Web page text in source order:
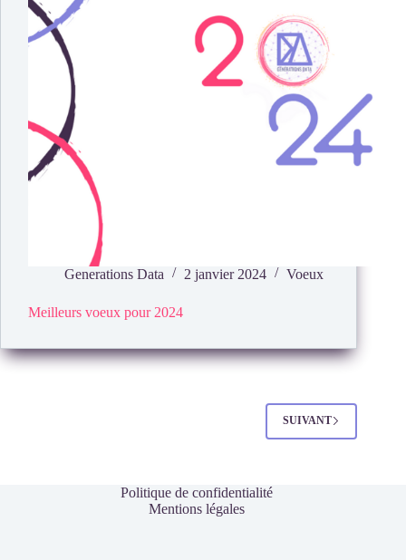
Generations Data 2 janvier 2024 Voeux
Meilleurs voeux pour 2024
SUIVANT
Politique de confidentialité
Mentions légales